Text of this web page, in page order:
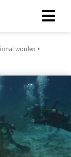
worden